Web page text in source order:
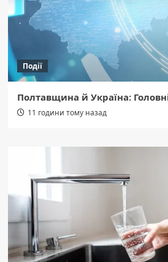
Події
Полтавщина й Україна:
11 години тому назад